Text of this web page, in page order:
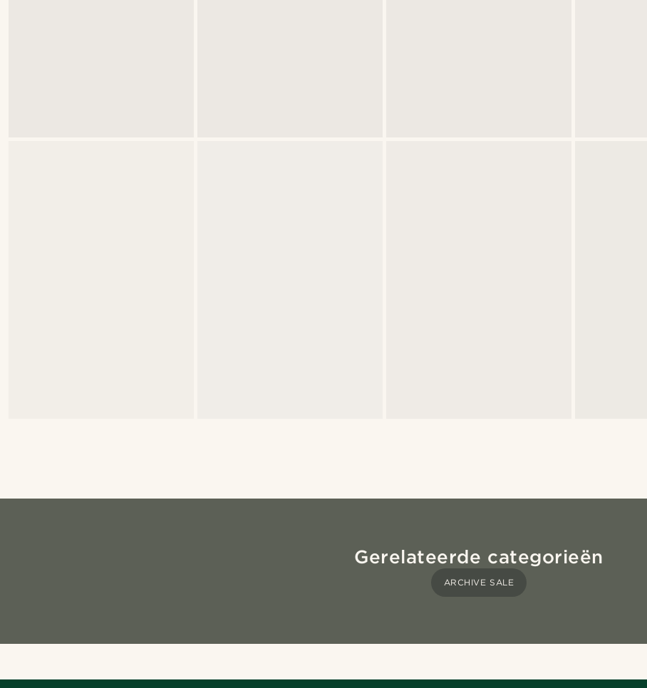
Gerelateerde categorieën
ARCHIVE SALE